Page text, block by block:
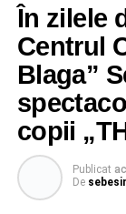
În zilele
Centrul
Blaga”
copii
Publicat
De